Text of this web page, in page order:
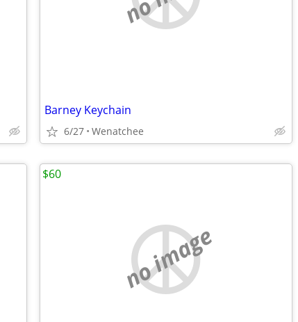
Barney Keychain
6/27 Wenatchee
no image
$60